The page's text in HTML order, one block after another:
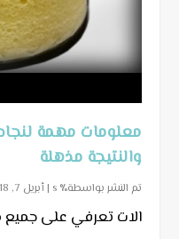
معلومات مهمة
والنتيجة مذهلة
تم النشر بواسطة٪ s | أبريل 7, 2018
الات تعرفي على جميع